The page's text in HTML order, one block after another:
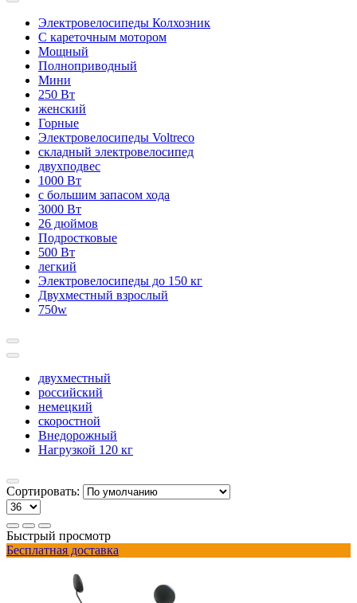
Электровелосипеды Колхозник
С кареточным мотором
Мощный
Полноприводный
Мини
250 Вт
женский
Горные
Электровелосипеды Voltreco
складный электровелосипед
двухподвес
1000 Вт
с большим запасом хода
3000 Вт
26 дюймов
Подростковые
500 Вт
легкий
Электровелосипеды до 150 кг
Двухместный взрослый
750w
двухместный
российский
немецкий
скоростной
Внедорожный
Нагрузкой 120 кг
Сортировать:
Быстрый просмотр
Бесплатная доставка